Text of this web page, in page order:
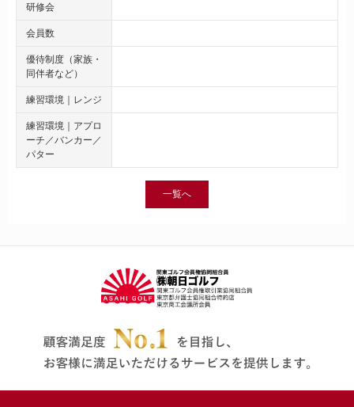
研修会
会員数
優待制度（家族・
同伴者など）
練習環境｜レンジ
練習環境｜アプロ
ーチ／バンカー／
パター
一覧へ